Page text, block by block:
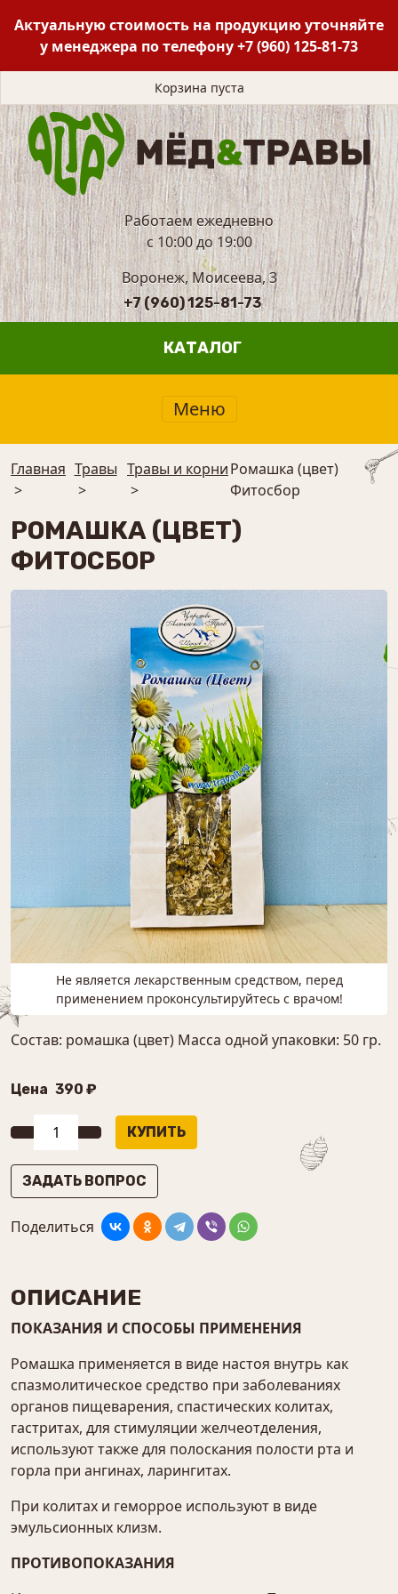
Актуальную стоимость на продукцию уточняйте
у менеджера по телефону+7 (960) 125-81-73
Корзина пуста
Работаем ежедневно
с 10:00 до 19:00
Воронеж, Моисеева, 3
+7 (960) 125-81-73
КАТАЛОГ
Меню
Главная
>
Травы
>
Травы и корни
>
Ромашка (цвет)
Фитосбор
РОМАШКА (ЦВЕТ)
ФИТОСБОР
Не является лекарственным средством, перед
применением проконсультируйтесь с врачом!
Состав: ромашка (цвет) Масса одной упаковки: 50 гр.
Цена 390 ₽
ЗАДАТЬ ВОПРОС
Поделиться
ОПИСАНИЕ
ПОКАЗАНИЯ И СПОСОБЫ ПРИМЕНЕНИЯ
Ромашка применяется в виде настоя внутрь как
спазмолитическое средство при заболеваниях
органов пищеварения, спастических колитах,
гастритах, для стимуляции желчеотделения,
используют также для полоскания полости рта и
горла при ангинах, ларингитах.
При колитах и геморрое используют в виде
эмульсионных клизм.
ПРОТИВОПОКАЗАНИЯ